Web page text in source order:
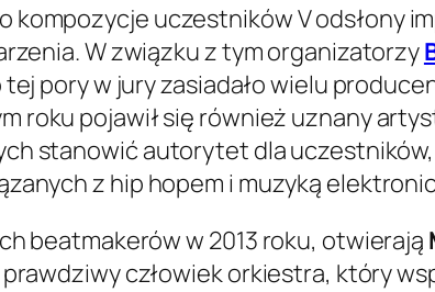
uczestników V odsłony
W związku z tym organizatorzy
pory w jury zasiadało wielu
roku pojawił się również uznany
stanowić autorytet dla
z hip hopem i muzyką
beatmakerów w 2013 roku, otwierają
człowiek orkiestra, który